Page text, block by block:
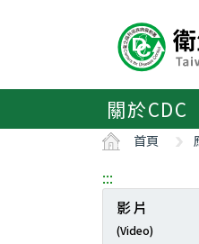
區
關於CDC
首頁
:::
影片
(Video)